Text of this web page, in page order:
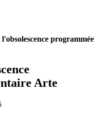
programmée
Arte